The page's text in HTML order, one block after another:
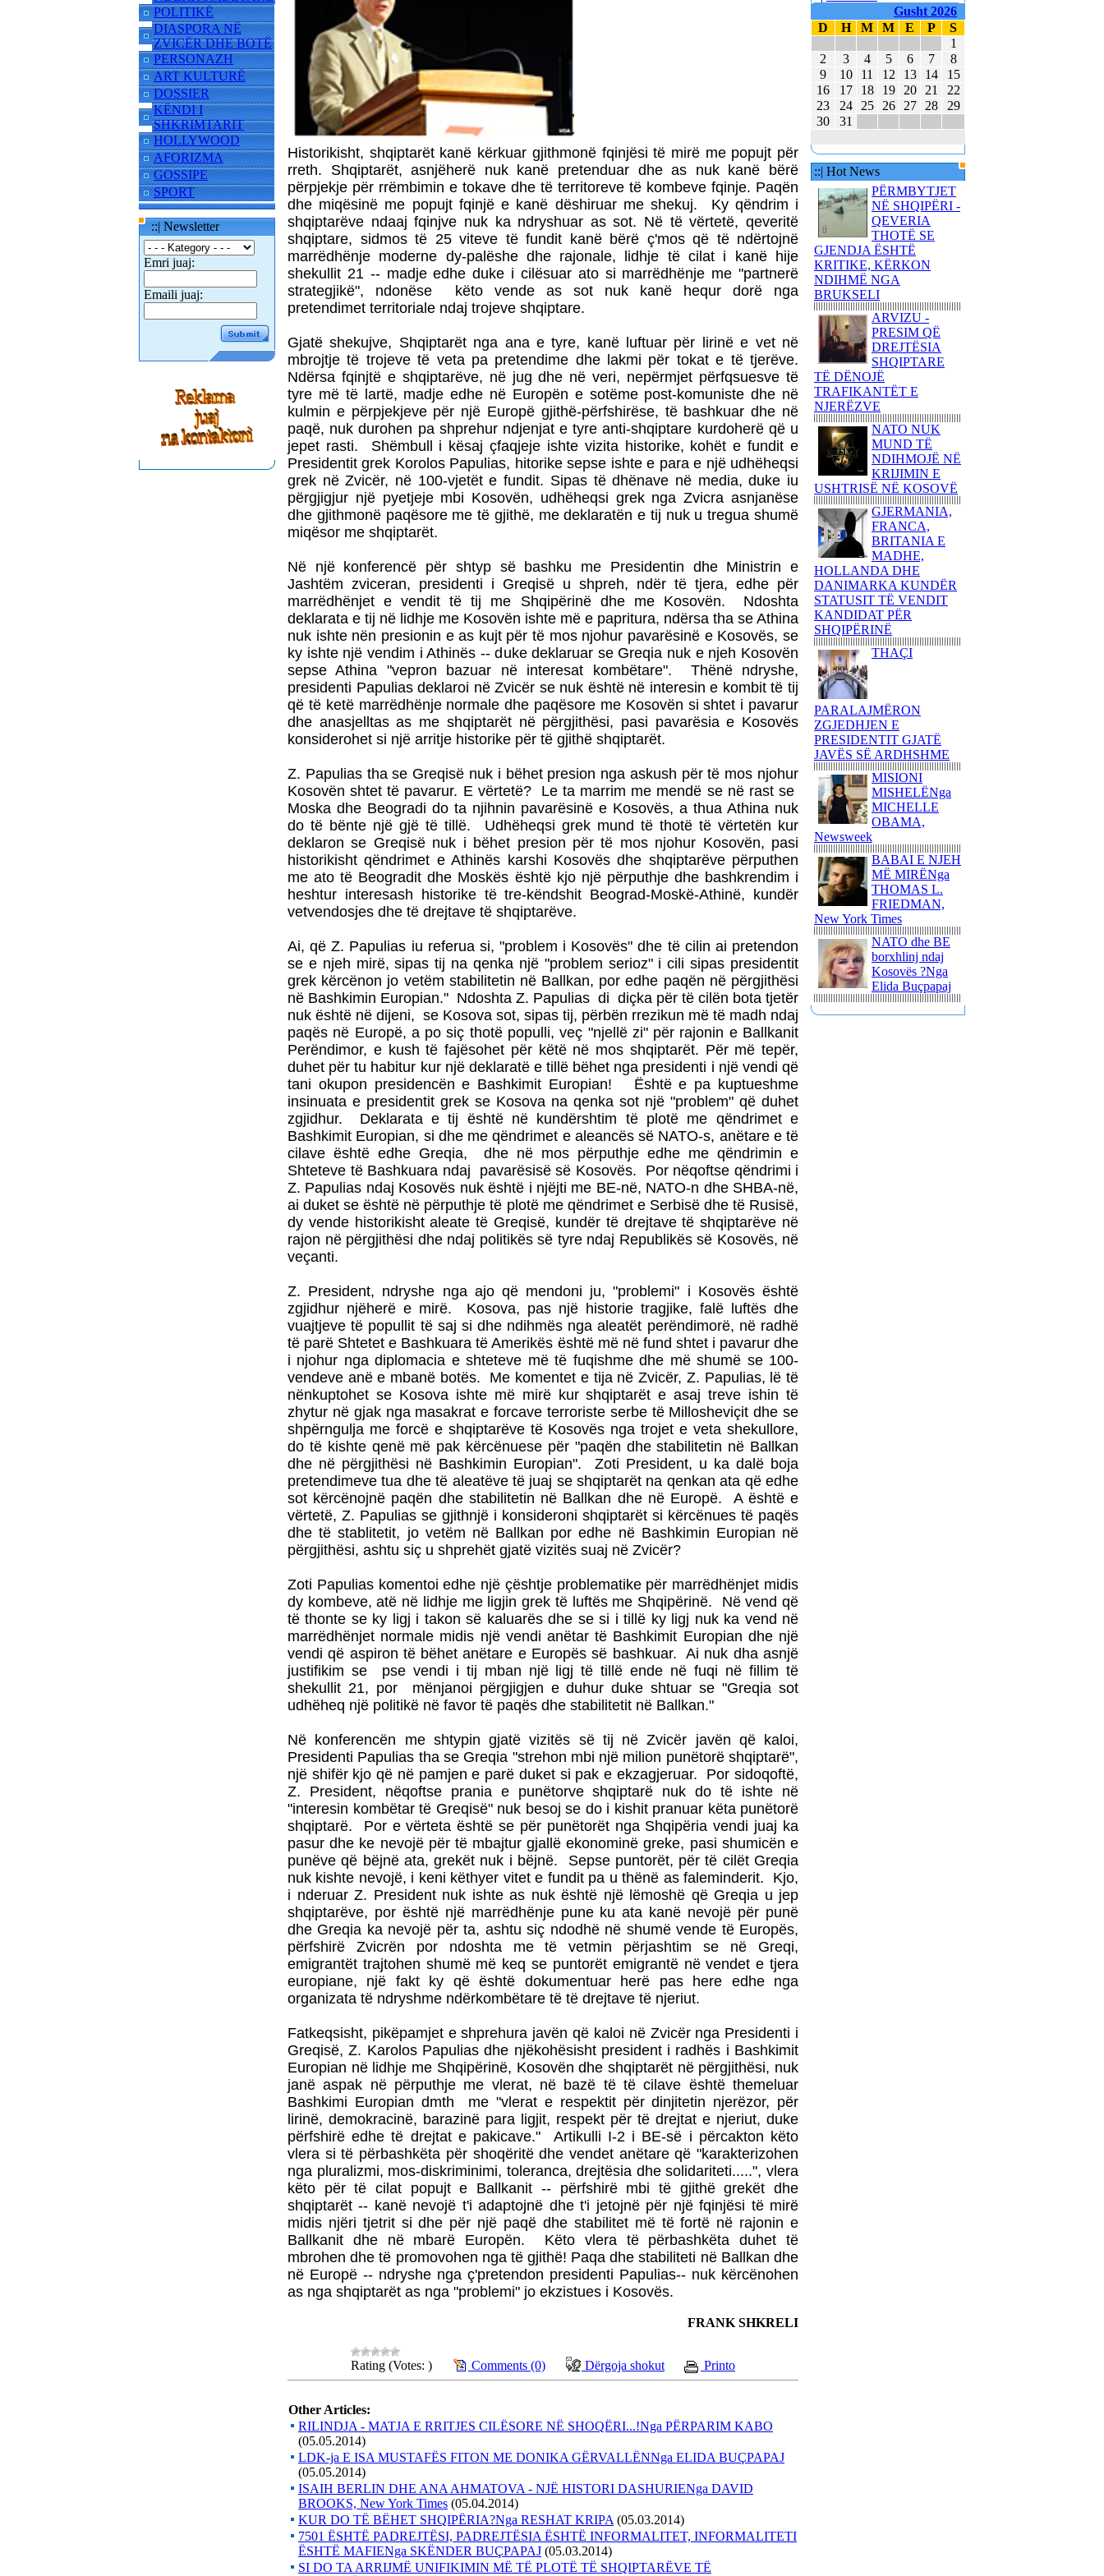
POLITIKË
DIASPORA NË
ZVICËR DHE BOTË
PERSONAZH
ART KULTURË
DOSSIER
KËNDI I
SHKRIMTARIT
HOLLYWOOD
AFORIZMA
GOSSIPE
SPORT
::| Newsletter
Emri juaj:
Emaili juaj:
Historikisht, shqiptarët kanë kërkuar gjithmonë fqinjësi të mirë me popujt për
rreth. Shqiptarët, asnjëherë nuk kanë pretenduar dhe as nuk kanë bërë
përpjekje për rrëmbimin e tokave dhe të territoreve të kombeve fqinje. Paqën
dhe miqësinë me popujt fqinjë e kanë dëshiruar me shekuj. Ky qëndrim i
shqiptarëve ndaaj fqinjve nuk ka ndryshuar as sot. Në të vërtetë, qeveritë
shqiptare, sidmos të 25 viteve të fundit kanë bërë ç'mos që të ndërtojnë
marrëdhënje moderne dy-palëshe dhe rajonale, lidhje të cilat i kanë hije
shekullit 21 -- madje edhe duke i cilësuar ato si marrëdhënje me "partnerë
strategjikë", ndonëse këto vende as sot nuk kanë hequr dorë nga
pretendimet territoriale ndaj trojeve shqiptare.
Gjatë shekujve, Shqiptarët nga ana e tyre, kanë luftuar për lirinë e vet në
mbrojtje të trojeve të veta pa pretendime dhe lakmi për tokat e të tjerëve.
Ndërsa fqinjtë e shqiptarëve, në jug dhe në veri, nepërmjet përfqsuesve të
tyre më të lartë, madje edhe në Europën e sotëme post-komuniste dhe në
kulmin e përpjekjeve për një Europë gjithë-përfshirëse, të bashkuar dhe në
paqë, nuk durohen pa shprehur ndjenjat e tyre anti-shqiptare kurdoherë që u
jepet rasti. Shëmbull i kësaj çfaqjeje ishte vizita historike, kohët e fundit e
Presidentit grek Korolos Papulias, hitorike sepse ishte e para e një udhëheqsi
grek në Zvicër, në 100-vjetët e fundit. Sipas të dhënave në media, duke iu
përgjigjur një pyetjeje mbi Kosovën, udhëheqsi grek nga Zvicra asnjanëse
dhe gjithmonë paqësore me të gjithë, me deklaratën e tij nuk u tregua shumë
miqësor me shqiptarët.
Në një konferencë për shtyp së bashku me Presidentin dhe Ministrin e
Jashtëm zviceran, presidenti i Greqisë u shpreh, ndër të tjera, edhe për
marrëdhënjet e vendit të tij me Shqipërinë dhe me Kosovën. Ndoshta
deklarata e tij në lidhje me Kosovën ishte më e papritura, ndërsa tha se Athina
nuk ishte nën presionin e as kujt për të mos njohur pavarësinë e Kosovës, se
ky ishte një vendim i Athinës -- duke deklaruar se Greqia nuk e njeh Kosovën
sepse Athina "vepron bazuar në interesat kombëtare". Thënë ndryshe,
presidenti Papulias deklaroi në Zvicër se nuk është në interesin e kombit të tij
që të ketë marrëdhënje normale dhe paqësore me Kosovën si shtet i pavarur
dhe anasjelltas as me shqiptarët në përgjithësi, pasi pavarësia e Kosovës
konsiderohet si një arritje historike për të gjithë shqiptarët.
Z. Papulias tha se Greqisë nuk i bëhet presion nga askush për të mos njohur
Kosovën shtet të pavarur. E vërtetë? Le ta marrim me mendë se në rast se
Moska dhe Beogradi do ta njihnin pavarësinë e Kosovës, a thua Athina nuk
do të bënte një gjë të tillë. Udhëheqsi grek mund të thotë të vërtetën kur
deklaron se Greqisë nuk i bëhet presion për të mos njohur Kosovën, pasi
historikisht qëndrimet e Athinës karshi Kosovës dhe shqiptarëve përputhen
me ato të Beogradit dhe Moskës është kjo një përputhje dhe bashkrendim i
heshtur interesash historike të tre-këndshit Beograd-Moskë-Athinë, kundër
vetvendosjes dhe të drejtave të shqiptarëve.
Ai, që Z. Papulias iu referua si, "problem i Kosovës" dhe të cilin ai pretendon
se e njeh mirë, sipas tij na qenka një "problem serioz" i cili sipas presidentit
grek kërcënon jo vetëm stabilitetin në Ballkan, por edhe paqën në përgjithësi
në Bashkimin Europian." Ndoshta Z. Papulias di diçka për të cilën bota tjetër
nuk është në dijeni, se Kosova sot, sipas tij, përbën rrezikun më të madh ndaj
paqës në Europë, a po siç thotë populli, veç "njellë zi" për rajonin e Ballkanit
Perëndimor, e kush të fajësohet për këtë në mos shqiptarët. Për më tepër,
duhet për tu habitur kur një deklaratë e tillë bëhet nga presidenti i një vendi që
tani okupon presidencën e Bashkimit Europian! Është e pa kuptueshme
insinuata e presidentit grek se Kosova na qenka sot një "problem" që duhet
zgjidhur. Deklarata e tij është në kundërshtim të plotë me qëndrimet e
Bashkimit Europian, si dhe me qëndrimet e aleancës së NATO-s, anëtare e të
cilave është edhe Greqia, dhe në mos përputhje edhe me qëndrimin e
Shteteve të Bashkuara ndaj pavarësisë së Kosovës. Por nëqoftse qëndrimi i
Z. Papulias ndaj Kosovës nuk është i njëjti me BE-në, NATO-n dhe SHBA-në,
ai duket se është në përputhje të plotë me qëndrimet e Serbisë dhe të Rusisë,
dy vende historikisht aleate të Greqisë, kundër të drejtave të shqiptarëve në
rajon në përgjithësi dhe ndaj politikës së tyre ndaj Republikës së Kosovës, në
veçanti.
Z. President, ndryshe nga ajo që mendoni ju, "problemi" i Kosovës është
zgjidhur njëherë e mirë. Kosova, pas një historie tragjike, falë luftës dhe
vuajtjeve të popullit të saj si dhe ndihmës nga aleatët perëndimorë, në radhë
të parë Shtetet e Bashkuara të Amerikës është më në fund shtet i pavarur dhe
i njohur nga diplomacia e shteteve më të fuqishme dhe më shumë se 100-
vendeve anë e mbanë botës. Me komentet e tija në Zvicër, Z. Papulias, lë të
nënkuptohet se Kosova ishte më mirë kur shqiptarët e asaj treve ishin të
zhytur në gjak nga masakrat e forcave terroriste serbe të Millosheviçit dhe se
shpërngulja me forcë e shqiptarëve të Kosovës nga trojet e veta shekullore,
do të kishte qenë më pak kërcënuese për "paqën dhe stabilitetin në Ballkan
dhe në përgjithësi në Bashkimin Europian". Zoti President, u ka dalë boja
pretendimeve tua dhe të aleatëve të juaj se shqiptarët na qenkan ata që edhe
sot kërcënojnë paqën dhe stabilitetin në Ballkan dhe në Europë. A është e
vërtetë, Z. Papulias se gjithnjë i konsideroni shqiptarët si kërcënues të paqës
dhe të stablitetit, jo vetëm në Ballkan por edhe në Bashkimin Europian në
përgjithësi, ashtu siç u shprehët gjatë vizitës suaj në Zvicër?
Zoti Papulias komentoi edhe një çështje problematike për marrëdhënjet midis
dy kombeve, atë në lidhje me ligjin grek të luftës me Shqipërinë. Në vend që
të thonte se ky ligj i takon së kaluarës dhe se si i tillë ky ligj nuk ka vend në
marrëdhënjet normale midis një vendi anëtar të Bashkimit Europian dhe një
vendi që aspiron të bëhet anëtare e Europës së bashkuar. Ai nuk dha asnjë
justifikim se pse vendi i tij mban një ligj të tillë ende në fuqi në fillim të
shekullit 21, por mënjanoi përgjigjen e duhur duke shtuar se "Greqia sot
udhëheq një politikë në favor të paqës dhe stabilitetit në Ballkan."
Në konferencën me shtypin gjatë vizitës së tij në Zvicër javën që kaloi,
Presidenti Papulias tha se Greqia "strehon mbi një milion punëtorë shqiptarë",
një shifër kjo që në pamjen e parë duket si pak e ekzagjeruar. Por sidoqoftë,
Z. President, nëqoftse prania e punëtorve shqiptarë nuk do të ishte në
"interesin kombëtar të Greqisë" nuk besoj se do i kishit pranuar këta punëtorë
shqiptarë. Por e vërteta është se për punëtorët nga Shqipëria vendi juaj ka
pasur dhe ke nevojë për të mbajtur gjallë ekonominë greke, pasi shumicën e
punëve që bëjnë ata, grekët nuk i bëjnë. Sepse puntorët, për të cilët Greqia
nuk kishte nevojë, i keni këthyer vitet e fundit pa u thënë as faleminderit. Kjo,
i nderuar Z. President nuk ishte as nuk është një lëmoshë që Greqia u jep
shqiptarëve, por është një marrëdhënje pune ku ata kanë nevojë për punë
dhe Greqia ka nevojë për ta, ashtu siç ndodhë në shumë vende të Europës,
përfshirë Zvicrën por ndoshta me të vetmin përjashtim se në Greqi,
emigrantët trajtohen shumë më keq se puntorët emigrantë në vendet e tjera
europiane, një fakt ky që është dokumentuar herë pas here edhe nga
organizata të ndryshme ndërkombëtare të të drejtave të njeriut.
Fatkeqsisht, pikëpamjet e shprehura javën që kaloi në Zvicër nga Presidenti i
Greqisë, Z. Karolos Papulias dhe njëkohësisht president i radhës i Bashkimit
Europian në lidhje me Shqipërinë, Kosovën dhe shqiptarët në përgjithësi, nuk
janë aspak në përputhje me vlerat, në bazë të të cilave është themeluar
Bashkimi Europian dmth me "vlerat e respektit për dinjitetin njerëzor, për
lirinë, demokracinë, barazinë para ligjit, respekt për të drejtat e njeriut, duke
përfshirë edhe të drejtat e pakicave." Artikulli I-2 i BE-së i përcakton këto
vlera si të përbashkëta për shoqëritë dhe vendet anëtare që "karakterizohen
nga pluralizmi, mos-diskriminimi, toleranca, drejtësia dhe solidariteti.....", vlera
këto për të cilat popujt e Ballkanit -- përfshirë mbi të gjithë grekët dhe
shqiptarët -- kanë nevojë t'i adaptojnë dhe t'i jetojnë për një fqinjësi të mirë
midis njëri tjetrit si dhe për një paqë dhe stabilitet më të fortë në rajonin e
Ballkanit dhe në mbarë Europën. Këto vlera të përbashkëta duhet të
mbrohen dhe të promovohen nga të gjithë! Paqa dhe stabiliteti në Ballkan dhe
në Europë -- ndryshe nga ç'pretendon presidenti Papulias-- nuk kërcënohen
as nga shqiptarët as nga "problemi" jo ekzistues i Kosovës.
FRANK SHKRELI
Rating (Votes: ) Comments (0) Dërgoja shokut Printo
Other Articles:
RILINDJA - MATJA E RRITJES CILËSORE NË SHOQËRI...!Nga PËRPARIM KABO
(05.05.2014)
LDK-ja E ISA MUSTAFËS FITON ME DONIKA GËRVALLËNNga ELIDA BUÇPAPAJ
(05.05.2014)
ISAIH BERLIN DHE ANA AHMATOVA - NJË HISTORI DASHURIENga DAVID
BROOKS, New York Times (05.04.2014)
KUR DO TË BËHET SHQIPËRIA?Nga RESHAT KRIPA (05.03.2014)
7501 ËSHTË PADREJTËSI, PADREJTËSIA ËSHTË INFORMALITET, INFORMALITETI
ËSHTË MAFIENga SKËNDER BUÇPAPAJ (05.03.2014)
SI DO TA ARRIJMË UNIFIKIMIN MË TË PLOTË TË SHQIPTARËVE TË
E MBAJTËN PARA
KUVENDIT KONCERTIN
ME KËNGË PATRIOTIKE
SHQIPTARE
KËNGËTARJA
BRITANIKE E SHTYN
UDHËTIMIN NË
BARCELONA NË
FINALEN EVROPIANE
POLAKËT PO
PËRGATITEN PËR LUFTË
REPUBLIKA E KOSOVËS
DHE REPUBLIKA E
SHQIPËRISË - BASHKË
NË KANË
80 AMERIKANË
KËNDOJNË SOT PARA
KUVENDIT TË
SHQIPËRISË KËNGË
PATRIOTIKE SHQIPTARE
PARULLA DASHURIE
PËR KOSOVËN DHE
SHKRIMTARI
ZEJNULLAH
RRAHMANINga REXHEP
SHAHU
SHQIPTARËT E
BASHKUAR NGRITËN
FLAMURIN KOMBËTAR
NË 'KËMBANËN E
PAQES' NË
ROVERETOFotoreportazh
nga FLORIM ZEQA
VRASJA E POPULLIT
DHE SHTETIT NË EMËR
TË PUSHTETIT!-Apo çfarë
(çka) ndodhi në
Kumanovë...?!Nga AGRON
SHABANI
NJË ITINERAR
TRONDITËS
POETIKShaip Beqiri: Hidra
e mllefit / Hydra des Zorns,
Limmat Verlag, 2014,
ZÃ¼richNga ADEM
GASHI
PAUL GAUGUIN - NJË
UDHËTIM DREJT
VENDEVE
IDILIKEEkspozita e
Fondation Beyeler propozon
një nga ngjarjet kulturore
pikante të vitit 2015
PërkujtimMARIAN TUNAJ
- VEPRIMTAR I SHQUAR
PËR LIRINË DHE
Gusht 2026
D
H M M E P
S
1
2
3 4 5 6 7
8
9
10 11 12 13 14
15
16
17 18 19 20 21
22
23
24 25 26 27 28
29
30
31
::| Hot News
PËRMBYTJET
NË SHQIPËRI -
QEVERIA
THOTË SE
GJENDJA ËSHTË
KRITIKE, KËRKON
NDIHMË NGA
BRUKSELI
ARVIZU -
PRESIM QË
DREJTËSIA
SHQIPTARE
TË DËNOJË
TRAFIKANTËT E
NJERËZVE
NATO NUK
MUND TË
NDIHMOJË NË
KRIJIMIN E
USHTRISË NË KOSOVË
GJERMANIA,
FRANCA,
BRITANIA E
MADHE,
HOLLANDA DHE
DANIMARKA KUNDËR
STATUSIT TË VENDIT
KANDIDAT PËR
SHQIPËRINË
THAÇI
PARALAJMËRON
ZGJEDHJEN E
PRESIDENTIT GJATË
JAVËS SË ARDHSHME
MISIONI
MISHELËNga
MICHELLE
OBAMA,
Newsweek
BABAI E NJEH
MË MIRËNga
THOMAS L.
FRIEDMAN,
New York Times
NATO dhe BE
borxhlinj ndaj
Kosovës ?Nga
Elida Buçpapaj